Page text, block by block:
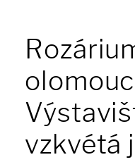
vzkvétá